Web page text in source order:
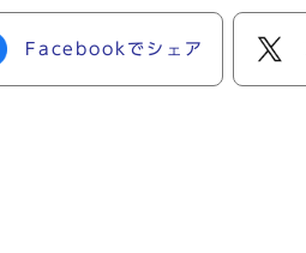
Facebookでシェア